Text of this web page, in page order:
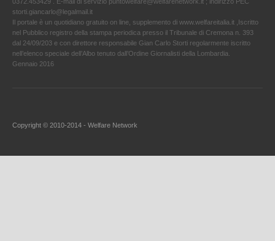
storti.giancarlo@legalmail.it
Il portale è un quotidiano gratuito on line, supplemento di www.welfareitalia.it ,Iscritto
nel Pubblico registro della stampa periodica presso il Tribunale di Cremona n. 393
dal 24/09/203 e con direttore responsabile Gian Carlo Storti regolarmente iscritto
nell’elenco speciale dell’Albo tenuto dall’Ordine Giornalisti della Lombardia.
Gennaio 2016
Copyright © 2010-2014 - Welfare Network